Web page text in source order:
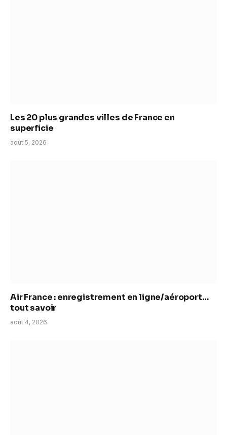
Les 20 plus grandes villes de France en
superficie
août 5, 2026
Air France : enregistrement en ligne/aéroport…
tout savoir
août 4, 2026